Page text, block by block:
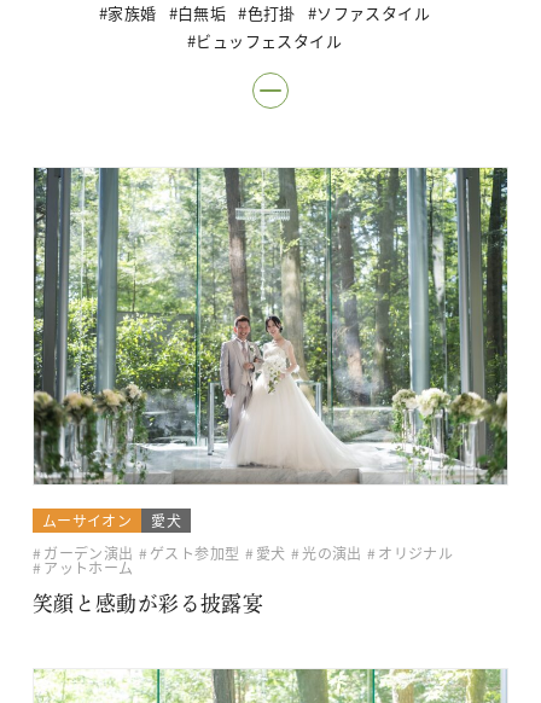
家族婚
白無垢 色打掛
ソファスタイル
ビュッフェスタイル
ムーサイオン
愛犬
ガーデン演出
ゲスト参加型 愛犬 光の演出 オリジナル
アットホーム
笑顔と感動が彩る披露宴